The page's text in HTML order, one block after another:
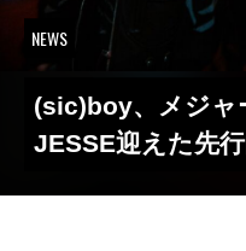
NEWS
(sic)boy、メジャ
JESSE迎えた先